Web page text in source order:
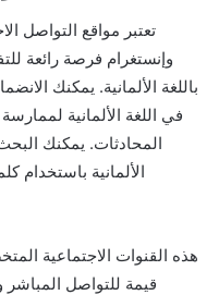
تعتبر مواقع التواصل
وإنستغرام فرصة رائعة
باللغة الألمانية. يمكنك
في اللغة الألمانية
المحادثات. يمكنك
الألمانية باستخدام
هذه القنوات الاجتماعية
قيمة للتواصل المباشر